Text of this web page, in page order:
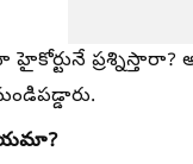
హైకోర్టునే